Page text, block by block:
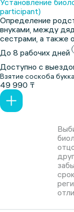
Установление
participant)
Определение
внуками, между
сестрами, а также
До 8 рабочих дней
Доступно с
Взятие соскоба
49 990 ₸